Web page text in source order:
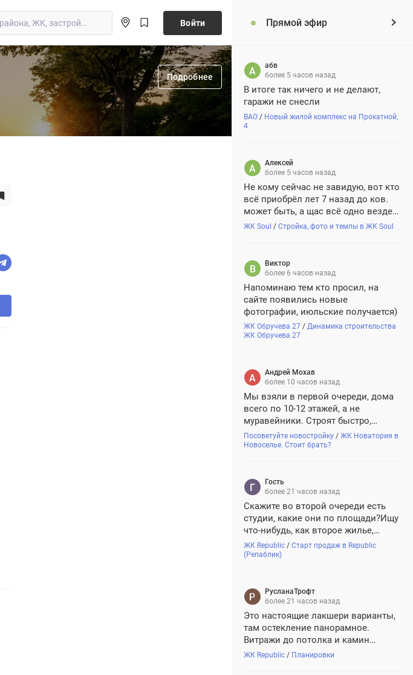
Прямой эфир
абв
более 5 часов назад
В итоге так ничего и не делают,
гаражи не снесли
ВАО / Новый жилой комплекс на Прокатной,
4
Алексей
более 5 часов назад
Не кому сейчас не завидую, вот кто
всё приобрёл лет 7 назад до ков.
может быть, а щас всё одно везде)
Но как говорится не унываем и
ЖК Soul / Стройка, фото и темпы в ЖК Soul
Виктор
более 6 часов назад
Напоминаю тем кто просил, на
сайте появились новые
фотографии, июльские получается)
ЖК Обручева 27 / Динамика строительства
ЖК Обручева 27
Андрей Мохав
более 10 часов назад
Мы взяли в первой очереди, дома
всего по 10-12 этажей, а не
муравейники. Строят быстро,
рабочие шуршат постоянно. В
конце месяца снова поедем мимо
Посоветуйте новостройку / ЖК Новатория в
Новоселье. Стоит брать?
Гость
более 21 часов назад
Скажите во второй очереди есть
студии, какие они по площади?Ищу
что-нибудь, как второе жилье,
ближе к работе
ЖК Republic / Старт продаж в Republic
(Репаблик)
РусланаТрофт
более 21 часов назад
Это настоящие лакшери варианты,
там остекление панорамное.
Витражи до потолка и камин
конечно на дровах, у них
ЖК Republic / Планировки
Войти
Подробнее